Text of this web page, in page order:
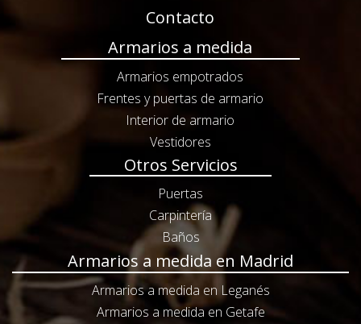
Contacto
Armarios a medida
Armarios empotrados
Frentes y puertas de armario
Interior de armario
Vestidores
Otros Servicios
Puertas
Carpintería
Baños
Armarios a medida en Madrid
Armarios a medida en Leganés
Armarios a medida en Getafe